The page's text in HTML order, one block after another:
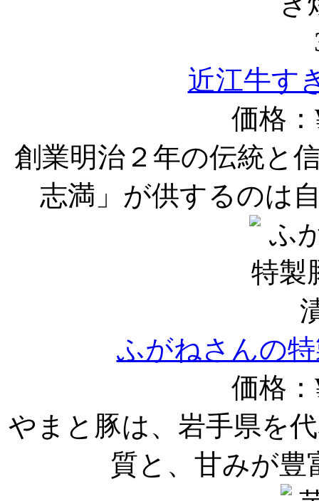
近江牛す
価格
創業明治２年の伝統と
志満」が供するのは
ふがねさんの
価格
やまと豚は、岩手県を
質と、甘みが豊